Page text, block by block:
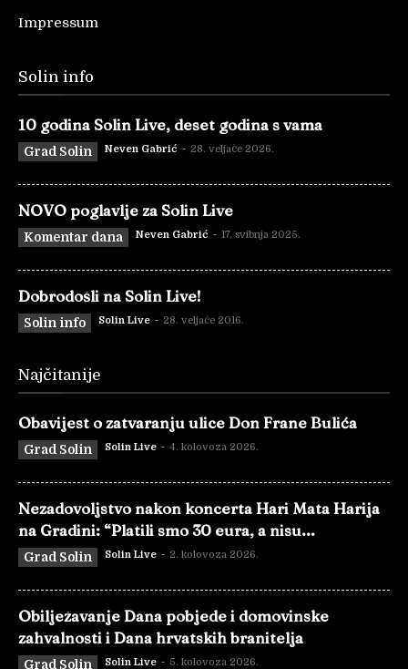
Impressum
Solin info
10 godina Solin Live, deset godina s vama
Grad Solin Neven Gabrić - 28. veljače 2026.
NOVO poglavlje za Solin Live
Komentar dana Neven Gabrić - 17. svibnja 2025.
Dobrodošli na Solin Live!
Solin info Solin Live - 28. veljače 2016.
Najčitanije
Obavijest o zatvaranju ulice Don Frane Bulića
Grad Solin Solin Live - 4. kolovoza 2026.
Nezadovoljstvo nakon koncerta Hari Mata Harija
na Gradini: “Platili smo 30 eura, a nisu...
Grad Solin Solin Live - 2. kolovoza 2026.
Obilježavanje Dana pobjede i domovinske
zahvalnosti i Dana hrvatskih branitelja
Grad Solin Solin Live - 5. kolovoza 2026.